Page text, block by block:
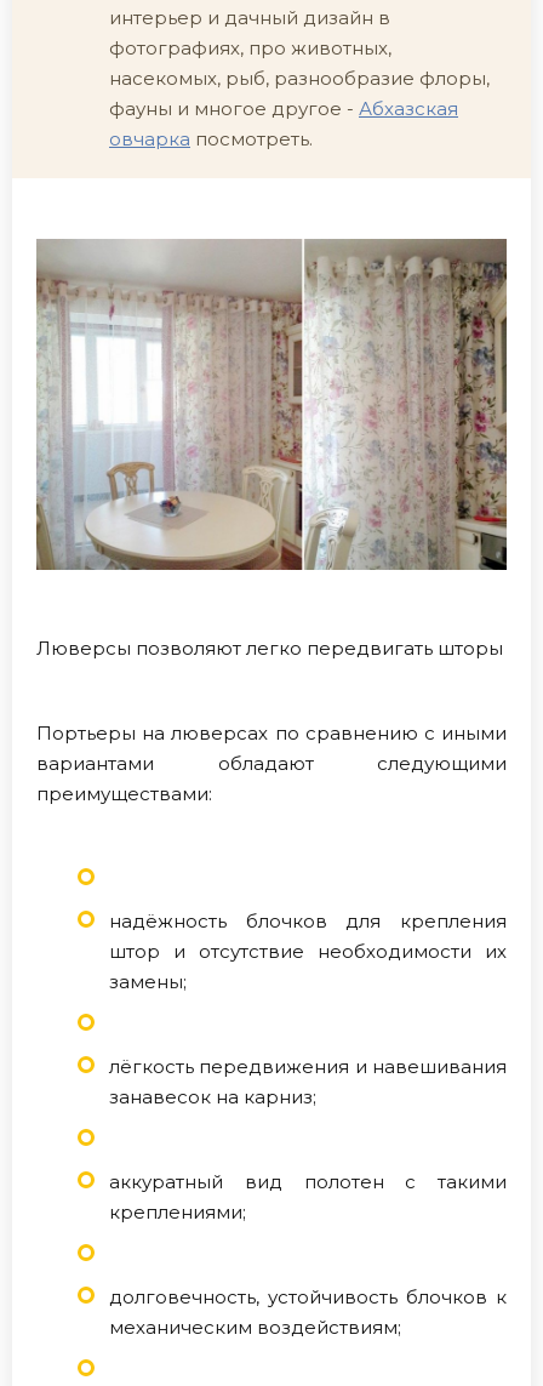
интерьер и дачный дизайн в
фотографиях, про животных,
насекомых, рыб, разнообразие флоры,
фауны и многое другое - Абхазская
овчарка посмотреть.
Люверсы позволяют легко передвигать шторы
Портьеры на люверсах по сравнению с иными
вариантами обладают следующими
преимуществами:
надёжность блочков для крепления
штор и отсутствие необходимости их
замены;
лёгкость передвижения и навешивания
занавесок на карниз;
аккуратный вид полотен с такими
креплениями;
долговечность, устойчивость блочков к
механическим воздействиям;